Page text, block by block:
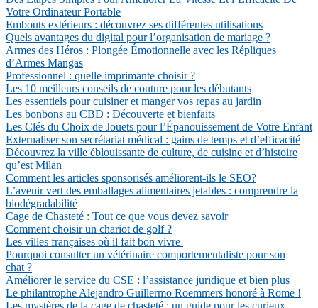
Votre Ordinateur Portable
Embouts extérieurs : découvrez ses différentes utilisations
Quels avantages du digital pour l’organisation de mariage ?
Armes des Héros : Plongée Émotionnelle avec les Répliques
d’Armes Mangas
Professionnel : quelle imprimante choisir ?
Les 10 meilleurs conseils de couture pour les débutants
Les essentiels pour cuisiner et manger vos repas au jardin
Les bonbons au CBD : Découverte et bienfaits
Les Clés du Choix de Jouets pour l’Épanouissement de Votre Enfant
Externaliser son secrétariat médical : gains de temps et d’efficacité
Découvrez la ville éblouissante de culture, de cuisine et d’histoire
qu’est Milan
Comment les articles sponsorisés améliorent-ils le SEO?
L’avenir vert des emballages alimentaires jetables : comprendre la
biodégradabilité
Cage de Chasteté : Tout ce que vous devez savoir
Comment choisir un chariot de golf ?
Les villes françaises où il fait bon vivre
Pourquoi consulter un vétérinaire comportementaliste pour son
chat ?
Améliorer le service du CSE : l’assistance juridique et bien plus
Le philantrophe Alejandro Guillermo Roemmers honoré à Rome !
Les mystères de la cage de chasteté : un guide pour les curieux